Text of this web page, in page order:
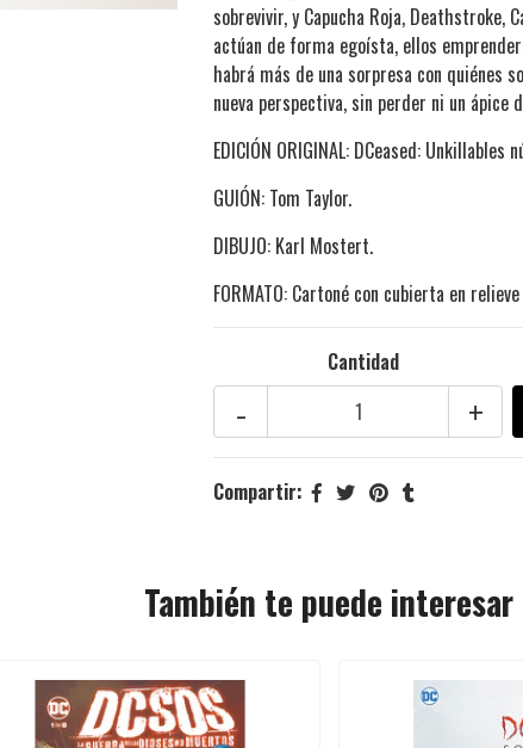
sobrevivir, y Capucha Roja, Deathstroke,
actúan de forma egoísta, ellos
habrá más de una sorpresa con quiénes
nueva perspectiva, sin perder ni un ápice
EDICIÓN ORIGINAL: DCeased: Unkillables
GUIÓN: Tom Taylor.
DIBUJO: Karl Mostert.
FORMATO: Cartoné con cubierta en
Cantidad
+
-
Compartir:
También te puede interesar